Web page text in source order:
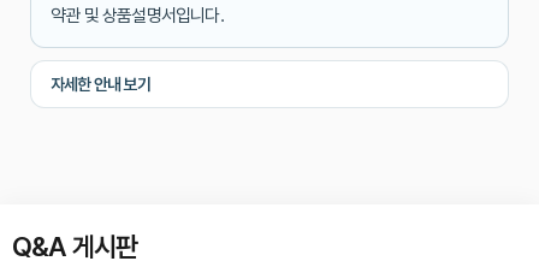
약관 및 상품설명서입니다.
자세한 안내 보기
Q&A 게시판